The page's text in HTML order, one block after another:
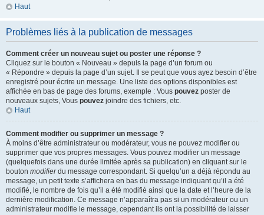
Haut
Problèmes liés à la publication de messages
Comment créer un nouveau sujet ou poster une réponse ?
Cliquez sur le bouton « Nouveau » depuis la page d’un forum ou
« Répondre » depuis la page d’un sujet. Il se peut que vous ayez besoin d’être
enregistré pour écrire un message. Une liste des options disponibles est
affichée en bas de page des forums, exemple : Vous pouvez poster de
nouveaux sujets, Vous pouvez joindre des fichiers, etc.
Haut
Comment modifier ou supprimer un message ?
À moins d’être administrateur ou modérateur, vous ne pouvez modifier ou
supprimer que vos propres messages. Vous pouvez modifier un message
(quelquefois dans une durée limitée après sa publication) en cliquant sur le
bouton modifierdu message correspondant. Si quelqu’un a déjà répondu au
message, un petit texte s’affichera en bas du message indiquant qu’il a été
modifié, le nombre de fois qu’il a été modifié ainsi que la date et l’heure de la
dernière modification. Ce message n’apparaîtra pas si un modérateur ou un
administrateur modifie le message, cependant ils ont la possibilité de laisser